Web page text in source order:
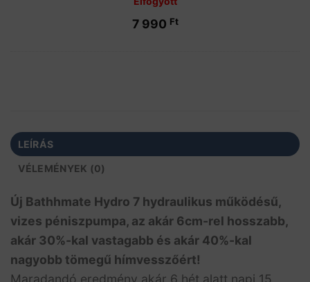
7 990 Ft
LEÍRÁS
VÉLEMÉNYEK (0)
Új Bathhmate Hydro 7 hydraulikus működésű,
vizes péniszpumpa, az akár 6cm-rel hosszabb,
akár 30%-kal vastagabb és akár 40%-kal
nagyobb tömegű hímvesszőért!
Maradandó eredmény akár 6 hét alatt napi 15